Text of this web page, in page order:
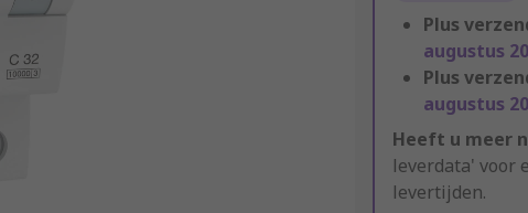
Plus
augustus
Plus
augustus
Heeft u meer
leverdata' voor
levertijden.